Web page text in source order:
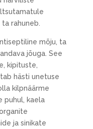
rahuneb.
mõju, ta
jõuga. See
kipituste,
hästi unetuse
kilpnäärme
puhul, kaela
ja sinikate